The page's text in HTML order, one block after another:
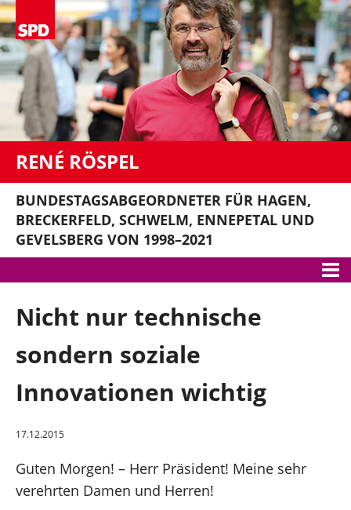
RENÉ RÖSPEL
BUNDESTAGSABGEORDNETER FÜR HAGEN,
BRECKERFELD, SCHWELM, ENNEPETAL UND
GEVELSBERG VON 1998–2021
Meine Themen
Gute Arbeit
Forschung und Innovation
Nicht nur technische
sondern soziale
Innovationen wichtig
17.12.2015
Guten Morgen! – Herr Präsident! Meine sehr
verehrten Damen und Herren!